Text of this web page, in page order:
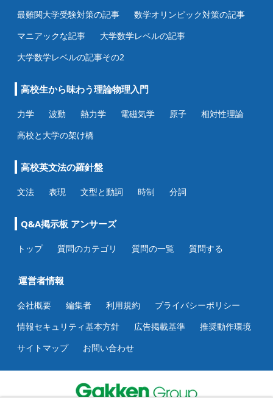
最難関大学受験対策の記事
数学オリンピック対策の記事
マニアックな記事
大学数学レベルの記事
大学数学レベルの記事その2
高校生から味わう理論物理入門
力学 波動 熱力学 電磁気学 原子
相対性理論
高校と大学の架け橋
高校英文法の羅針盤
文法 表現 文型と動詞 時制 分詞
Q&A掲示板 アンサーズ
トップ 質問のカテゴリ 質問の一覧 質問する
運営者情報
会社概要 編集者 利用規約
プライバシーポリシー
情報セキュリティ基本方針
広告掲載基準
推奨動作環境
サイトマップ
お問い合わせ